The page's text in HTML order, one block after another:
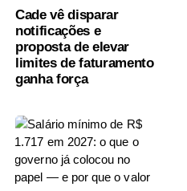
Cade vê disparar
notificações e
proposta de elevar
limites de faturamento
ganha força